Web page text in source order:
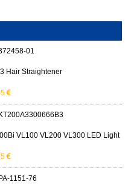
01
Hair Straightener
VL100 VL200 VL300 LED Light
1151-76